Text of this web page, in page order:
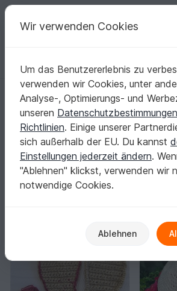
Deine kreativen Ideen
Deutsch | € (EUR) einloggen
Startseite Häkeln Damen Weiteres
Häkeln für Damen: Deine
Extras
Mach aus deiner Garderobe echte
luftigen Röcken und Shorts bis zu
Accessoires. Mehr anzeigen
Wir verwenden Cookies
Um das Benutzererlebnis zu
verwenden wir Cookies, unter
Analyse-, Optimierungs- und
unseren Datenschutzbestimmungen
Richtlinien. Einige unserer
sich außerhalb der EU. Du kannst
Einstellungen jederzeit ändern.
"Ablehnen" klickst, verwenden wir
notwendige Cookies.
Ablehnen